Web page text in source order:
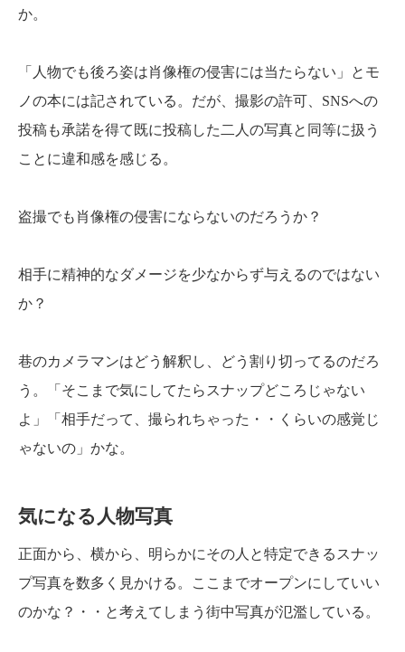
か。
「人物でも後ろ姿は肖像権の侵害には当たらない」とモ
ノの本には記されている。だが、撮影の許可、SNSへの
投稿も承諾を得て既に投稿した二人の写真と同等に扱う
ことに違和感を感じる。
盗撮でも肖像権の侵害にならないのだろうか？
相手に精神的なダメージを少なからず与えるのではない
か？
巷のカメラマンはどう解釈し、どう割り切ってるのだろ
う。「そこまで気にしてたらスナップどころじゃない
よ」「相手だって、撮られちゃった・・くらいの感覚じ
ゃないの」かな。
気になる人物写真
正面から、横から、明らかにその人と特定できるスナッ
プ写真を数多く見かける。ここまでオープンにしていい
のかな？・・と考えてしまう街中写真が氾濫している。